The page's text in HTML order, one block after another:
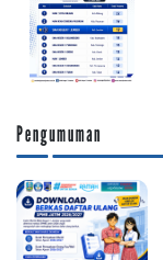
Pengumuman